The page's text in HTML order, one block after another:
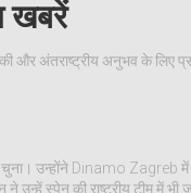
खबरें
और अंतरा‍ष्ट्रीय अनुभव के लिए
उन्होंने Dinamo Zagreb में
स्पेन की राष्ट्रीय टीम में भी